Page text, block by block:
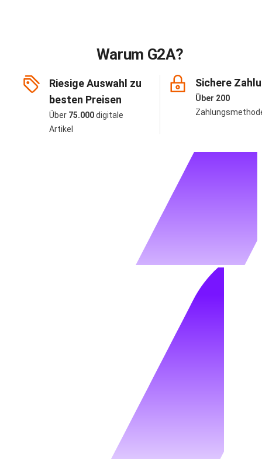
Warum G2A?
Riesige Auswahl zu
besten Preisen
Über 75.000digitale
Artikel
Sichere
Über 200